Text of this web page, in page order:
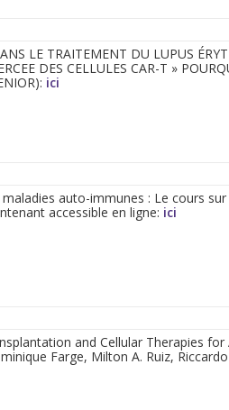
LE TRAITEMENT DU LUPUS
DES CELLULES CAR-T »
ici
auto-immunes : Le cours
accessible en ligne: ici
and Cellular Therapies
Farge, Milton A. Ruiz,